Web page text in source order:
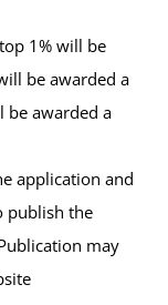
1% will be
be awarded a
be awarded a
application and
publish the
may